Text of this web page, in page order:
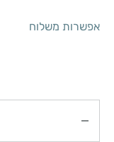
אפשרות משלוח